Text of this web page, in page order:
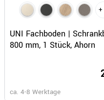
UNI Regalschrank | 5 OH,
1897 mm, Anthrazit
ca. 4-8 Werktage
UNI Fachboden |
800 mm, 1 Stück, Ahorn
ca. 4-8 Werktage